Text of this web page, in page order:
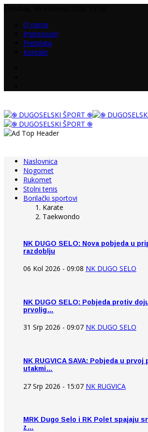
O nama
Impressum
Pretplata
Kontakt
Naslovnica
Nogomet
Rukomet
Stolni tenis
Borilački sportovi
Karate
Taekwondo
NK DUGO SELO: Nova pobjeda u
razdoblju
06 Kol 2026 - 09:08 NK DUGO SELO
NK DUGO SELO: Pobjeda protiv
prvolig…
31 Srp 2026 - 09:07 NK DUGO SELO
NK RUGVICA SAVA: Pobjeda u prvoj
utakmi…
27 Srp 2026 - 15:07 NK RUGVICA
MRK Dugo Selo i RK Polet spajaju
z…